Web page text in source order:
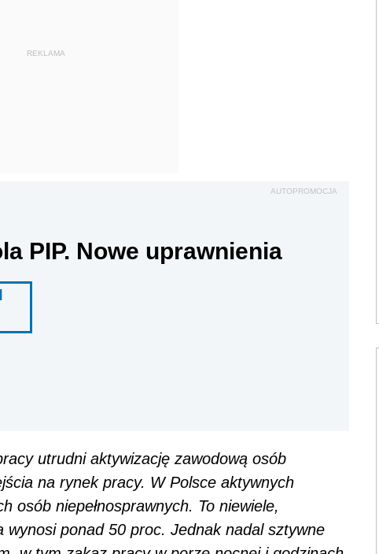
REKLAMA
AUTOPROMOCJA
PIP. Nowe uprawnienia
utrudni aktywizację zawodową osób
na rynek pracy. W Polsce aktywnych
osób niepełnosprawnych. To niewiele,
ponad 50 proc. Jednak nadal sztywne